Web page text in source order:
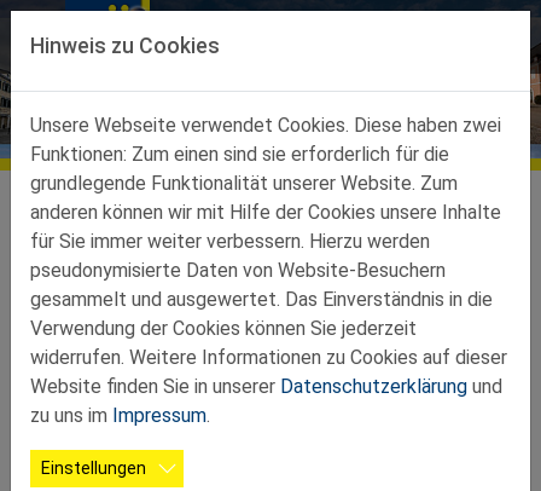
Direkt zur Hauptnavigation springen
Direkt zum Inhalt springen
Termine
Teilbezirke
Ortsgruppen Teilbez. Geras Weitersfeld Termine
Es gibt keine Veranstaltungen in der aktuellen Ansicht.
Hinweis zu Cookies
Unsere Webseite verwendet Cookies. Diese haben zwei
Funktionen: Zum einen sind sie erforderlich für die
grundlegende Funktionalität unserer Website. Zum
anderen können wir mit Hilfe der Cookies unsere Inhalte
für Sie immer weiter verbessern. Hierzu werden
pseudonymisierte Daten von Website-Besuchern
gesammelt und ausgewertet. Das Einverständnis in die
Verwendung der Cookies können Sie jederzeit
widerrufen. Weitere Informationen zu Cookies auf dieser
Website finden Sie in unserer Datenschutzerklärung und
zu uns im Impressum.
Einstellungen